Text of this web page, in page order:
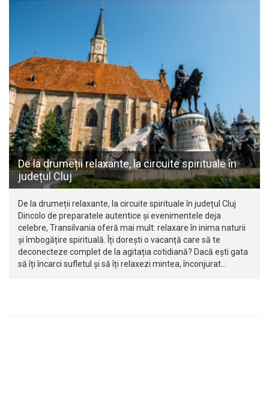
De la drumeții relaxante, la circuite spirituale în
județul Cluj
De la drumeții relaxante, la circuite spirituale în județul Cluj
Dincolo de preparatele autentice și evenimentele deja
celebre, Transilvania oferă mai mult: relaxare în inima naturii
și îmbogățire spirituală. Îți dorești o vacanță care să te
deconecteze complet de la agitația cotidiană? Dacă ești gata
să îți încarci sufletul și să îți relaxezi mintea, înconjurat…